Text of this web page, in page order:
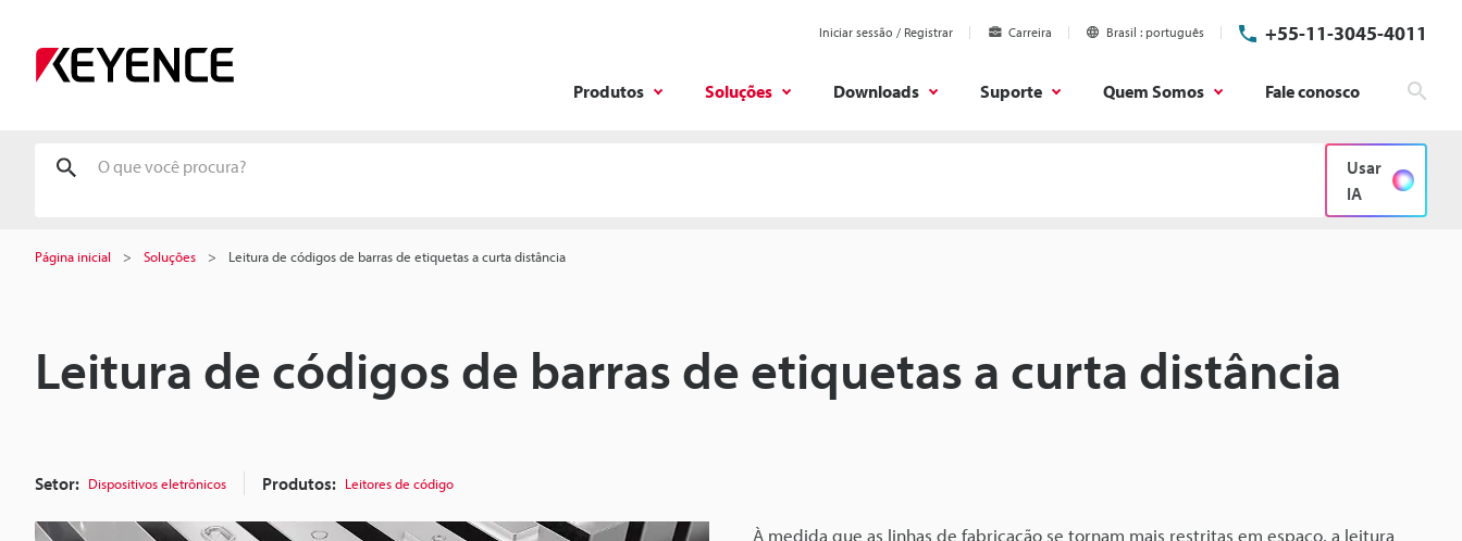
Iniciar sessão / Registrar Carreira Brasil português +55-11-3045-4011
Produtos Soluções Downloads Suporte Quem Somos Fale conosco
Usar
IA
Página inicial Soluções Leitura de códigos de barras de etiquetas a curta distância
Leitura de códigos de barras de etiquetas a curta distância
Setor: Dispositivos eletrônicos Produtos: Leitores de código
À medida que as linhas de fabricação se tornam mais restritas em espaço, a leitura